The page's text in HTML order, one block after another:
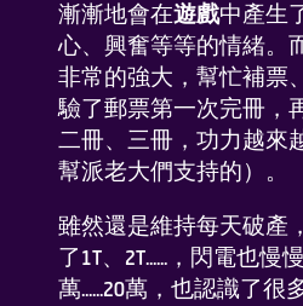
添加到
漸漸地會在遊戲中產生
心、興奮等等的情緒。
非常的強大，幫忙補票
驗了郵票第一次完冊，
二冊、三冊，功力越來
幫派老大們支持的）。
雖然還是維持每天破產
了1T、2T......，閃電也慢
萬......20萬，也認識了很